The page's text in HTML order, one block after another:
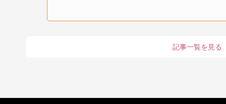
記事一覧を見る